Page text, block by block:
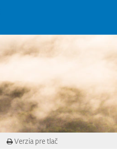
Verzia pre tlač